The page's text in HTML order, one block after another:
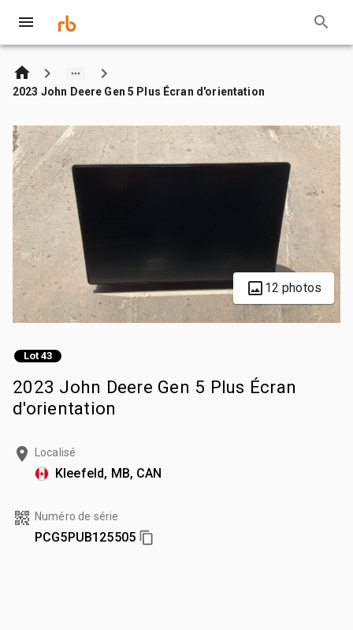
2023 John Deere Gen 5 Plus Écran d'orientation
12 photos
Lot 43
2023 John Deere Gen 5 Plus Écran
d'orientation
Localisé
Kleefeld, MB, CAN
Numéro de série
PCG5PUB125505